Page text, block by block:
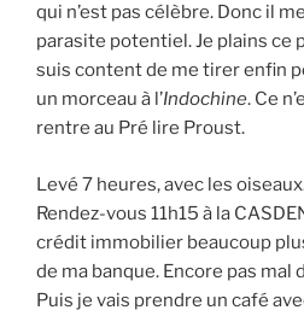
qui n’est pas célèbre. Donc il
parasite potentiel. Je plains ce
suis content de me tirer enfin
un morceau à l’Indochine. Ce
rentre au Pré lire Proust.
Levé 7 heures, avec les
Rendez-vous 11h15 à la
crédit immobilier beaucoup
de ma banque. Encore pas mal
Puis je vais prendre un café